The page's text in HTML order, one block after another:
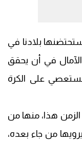
بلادنا في
في أن يحقق
على الكرة
هذا، منها من
من جاء بعده،